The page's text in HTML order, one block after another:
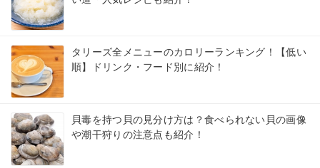
タリーズ全メニューのカロリーランキング！【低い
順】ドリンク・フード別に紹介！
貝毒を持つ貝の見分け方は？食べられない貝の画像
や潮干狩りの注意点も紹介！